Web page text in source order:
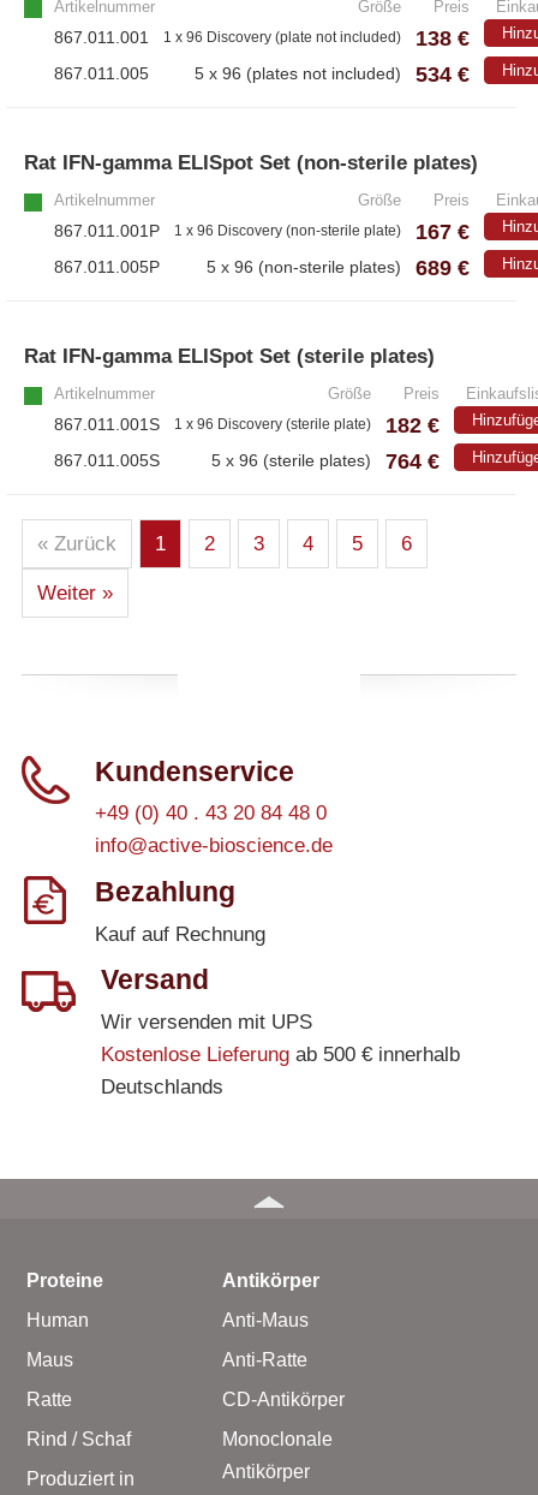
Artikelnummer Größe Preis
867.011.001 1 x 96 Discovery (plate not included) 138 €
867.011.005 5 x 96 (plates not included) 534 €
Rat IFN-gamma ELISpot Set (non-sterile plates)
Artikelnummer Größe Preis
867.011.001P 1 x 96 Discovery (non-sterile plate) 167 €
867.011.005P 5 x 96 (non-sterile plates) 689 €
Rat IFN-gamma ELISpot Set (sterile plates)
Artikelnummer Größe Preis
867.011.001S 1 x 96 Discovery (sterile plate) 182 €
867.011.005S 5 x 96 (sterile plates) 764 €
« Zurück 1 2 3 4 5 6
Weiter »
Kundenservice
+49 (0) 40 . 43 20 84 48 0
info@active-bioscience.de
Bezahlung
Kauf auf Rechnung
Versand
Wir versenden mit UPS
Kostenlose Lieferungab 500 € innerhalb
Deutschlands
Proteine
Human
Maus
Ratte
Rind / Schaf
Produziert in
Antikörper
Anti-Maus
Anti-Ratte
CD-Antikörper
Monoclonale
Antikörper